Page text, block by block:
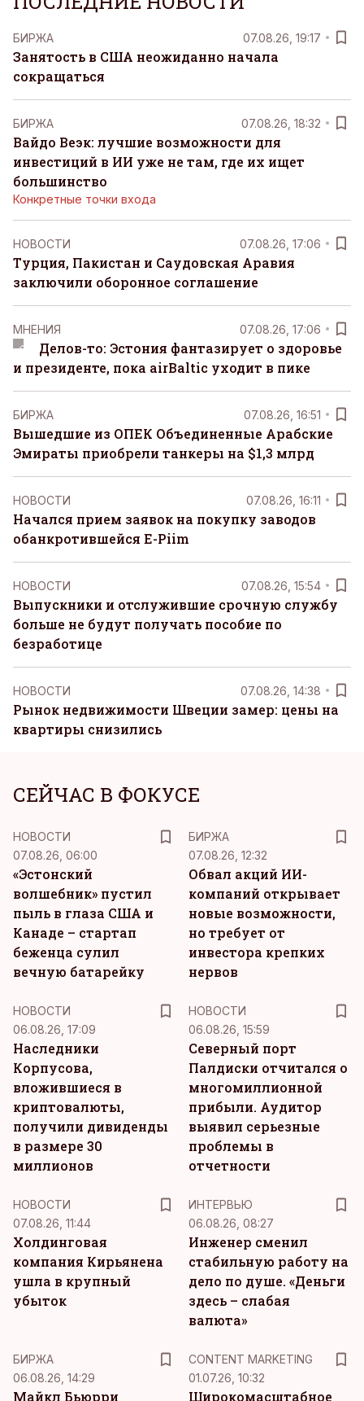
БИРЖА 07.08.26, 19:17
Занятость в США неожиданно начала
сокращаться
БИРЖА 07.08.26, 18:32
Вайдо Веэк: лучшие возможности для
инвестиций в ИИ уже не там, где их ищет
большинство
Конкретные точки входа
НОВОСТИ 07.08.26, 17:06
Турция, Пакистан и Саудовская Аравия
заключили оборонное соглашение
MНЕНИЯ 07.08.26, 17:06
Делов-то: Эстония фантазирует о здоровье
и президенте, пока airBaltic уходит в пике
БИРЖА 07.08.26, 16:51
Вышедшие из ОПЕК Объединенные Арабские
Эмираты приобрели танкеры на $1,3 млрд
НОВОСТИ 07.08.26, 16:11
Начался прием заявок на покупку заводов
обанкротившейся E-Piim
НОВОСТИ 07.08.26, 15:54
Выпускники и отслужившие срочную службу
больше не будут получать пособие по
безработице
НОВОСТИ 07.08.26, 14:38
Рынок недвижимости Швеции замер: цены на
квартиры снизились
СЕЙЧАС В ФОКУСЕ
НОВОСТИ
07.08.26, 06:00
«Эстонский
волшебник» пустил
пыль в глаза США и
Канаде – стартап
беженца сулил
вечную батарейку
БИРЖА
07.08.26, 12:32
Обвал акций ИИ-
компаний открывает
новые возможности,
но требует от
инвестора крепких
нервов
НОВОСТИ
06.08.26, 17:09
Наследники
Корпусова,
вложившиеся в
криптовалюты,
получили дивиденды
в размере 30
миллионов
НОВОСТИ
06.08.26, 15:59
Северный порт
Палдиски отчитался о
многомиллионной
прибыли. Аудитор
выявил серьезные
проблемы в
отчетности
НОВОСТИ
07.08.26, 11:44
Холдинговая
компания Кирьянена
ушла в крупный
убыток
ИНТЕРВЬЮ
06.08.26, 08:27
Инженер сменил
стабильную работу на
дело по душе. «Деньги
здесь – слабая
валюта»
БИРЖА
06.08.26, 14:29
Майкл Бьюрри
CONTENT MARKETING
01.07.26, 10:32
Широкомасштабное